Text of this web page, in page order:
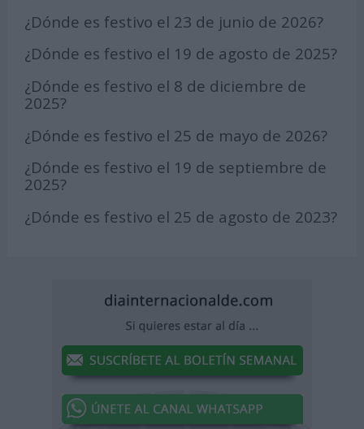
¿Dónde es festivo el 23 de junio de 2026?
¿Dónde es festivo el 19 de agosto de 2025?
¿Dónde es festivo el 8 de diciembre de
2025?
¿Dónde es festivo el 25 de mayo de 2026?
¿Dónde es festivo el 19 de septiembre de
2025?
¿Dónde es festivo el 25 de agosto de 2023?